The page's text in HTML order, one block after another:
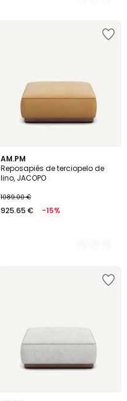
AM.PM
Reposapiés de terciopelo de
lino, JACOPO
1089.00 €
925.65 € -15%
5
Colores